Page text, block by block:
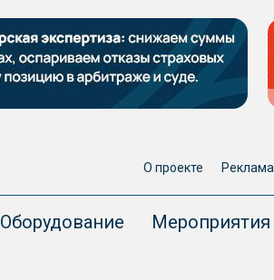
О проекте Реклама
Оборудование Мероприятия